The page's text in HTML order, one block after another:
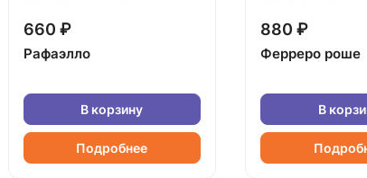
660 ₽
Рафаэлло
В корзину
Подробнее
880 ₽
Ферреро роше
В